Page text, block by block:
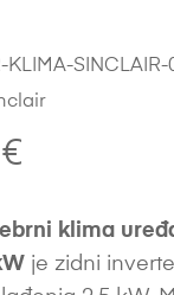
€
klima
je zidni
KLIMA-SINCLAIR-